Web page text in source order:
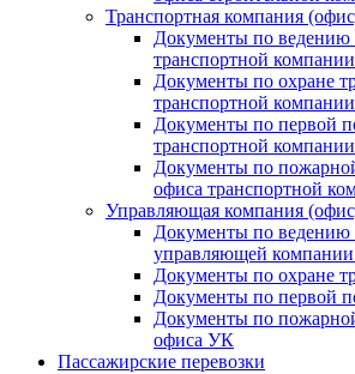
Транспортная компания
Документы по ведению
транспортной
Документы по охране
транспортной компании
Документы по первой
транспортной компании
Документы по
офиса транспортной
Управляющая компания
Документы по ведению
управляющей
Документы по охране
Документы по первой
Документы по
офиса УК
Пассажирские перевозки